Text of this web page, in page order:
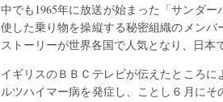
中でも1965年に放送が始まった「サンダ
使した乗り物を操縦する秘密組織のメン
ストーリーが世界各国で人気となり、日本
イギリスのＢＢＣテレビが伝えたところ
ルツハイマー病を発症し、ことし６月に